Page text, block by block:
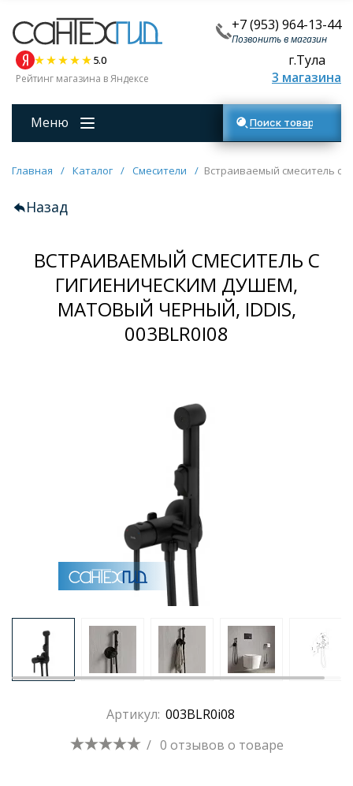
+7 (953) 964-13-44
Позвонить в магазин
5.0
Рейтинг магазина в Яндексе
г.Тула
3 магазина
Меню Поиск товаров
Главная / Каталог / Смесители / Встраиваемый смеситель с
Назад
ВСТРАИВАЕМЫЙ СМЕСИТЕЛЬ С
ГИГИЕНИЧЕСКИМ ДУШЕМ,
МАТОВЫЙ ЧЕРНЫЙ, IDDIS,
003BLR0I08
Артикул: 003BLR0i08
/ 0 отзывов о товаре